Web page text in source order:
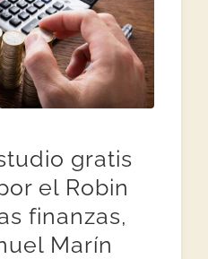
gratis
el Robin
finanzas,
Marín